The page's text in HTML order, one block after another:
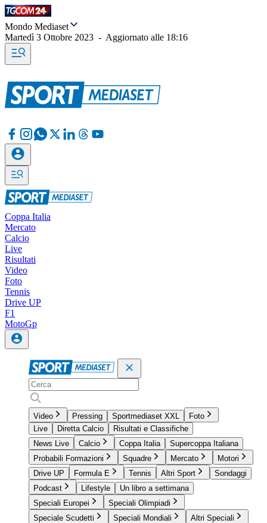
Mondo Mediaset
Martedì 3 Ottobre 2023 - Aggiornato alle 18:16
Coppa Italia
Mercato
Calcio
Live
Risultati
Video
Foto
Tennis
Drive UP
F1
MotoGp
Video Pressing Sportmediaset XXL
Foto
Live
Diretta Calcio
Risultati e Classifiche
News Live
Calcio Coppa Italia
Supercoppa Italiana
Probabili Formazioni
Squadre Mercato
Motori
Drive UP
Formula E Tennis Altri Sport
Sondaggi
Podcast
Lifestyle
Un libro a settimana
Speciali Europei
Speciali Olimpiadi
Speciale Scudetti
Speciali Mondiali Altri Speciali